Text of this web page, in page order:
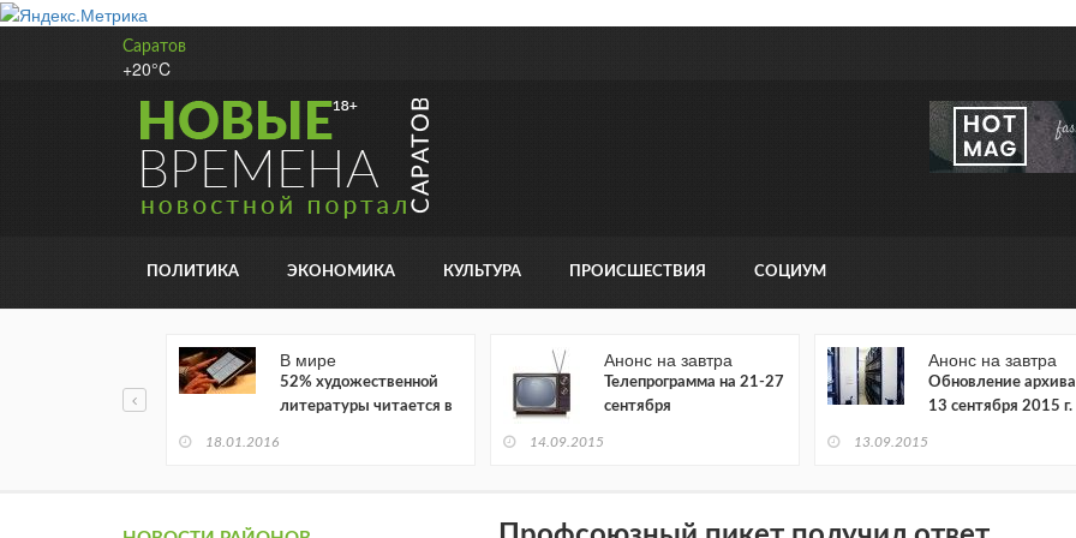
Саратов
+20°C
ПОЛИТИКА ЭКОНОМИКА КУЛЬТУРА ПРОИСШЕСТВИЯ СОЦИУМ
В мире
52% художественной
литературы читается в
18.01.2016
Анонс на завтра
Телепрограмма на 21-27
сентября
14.09.2015
Анонс на завтра
Обновление архива
13 сентября 2015 г.
13.09.2015